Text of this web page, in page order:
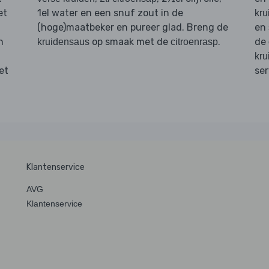
1el water en een snuf zout in de
(hoge)maatbeker en pureer glad. Breng de
kruidensausop smaak met de citroenrasp.
en
de
Klantenservice
AVG
Klantenservice